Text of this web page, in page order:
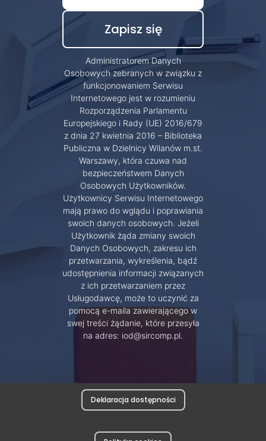
Administratorem Danych
Osobowych zebranych w związku z
funkcjonowaniem Serwisu
Internetowego jest w rozumieniu
Rozporządzenia Parlamentu
Europejskiego i Rady (UE) 2016/679
z dnia 27 kwietnia 2016 – Biblioteka
Publiczna w Dzielnicy Wilanów m.st.
Warszawy, która czuwa nad
bezpieczeństwem Danych
Osobowych Użytkowników.
Użytkownicy Serwisu Internetowego
mają prawo do wglądu i poprawiania
swoich danych osobowych. Jeżeli
Użytkownik żąda zmiany swoich
Danych Osobowych, zakresu ich
przetwarzania, wykreślenia, bądź
udostępnienia informacji związanych
z ich przetwarzaniem przez
Usługodawcę, może to uczynić za
pomocą e-maila zawierającego w
swej treści żądanie, które przesyła
na adres: iod@sircomp.pl.
Deklaracja dostępności